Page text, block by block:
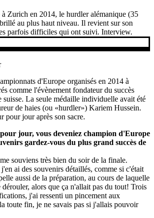
Zurich en 2014, le hurdler alémanique (35
au plus haut niveau. Il revient sur son
parfois difficiles qui ont suivi. Interview.
d'Europe organisés en 2014 à
comme l'évènement fondateur du succès
suisse. La seule médaille individuelle avait été
de haies (ou «hurdler») Kariem Hussein.
pour jour après son sacre.
jour, vous deveniez champion d'Europe
gardez-vous du plus grand succès de
souviens très bien du soir de la finale.
ai des souvenirs détaillés, comme si c'était
aussi de la préparation, au cours de laquelle
dérouler, alors que ça n'allait pas du tout! Trois
j'ai ressenti un pincement aux
toute fin, je ne savais pas si j'allais pouvoir